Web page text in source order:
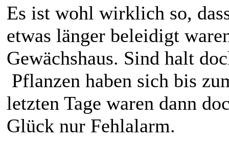
Es ist wohl wirklich so,
etwas länger beleidigt
Gewächshaus. Sind halt
Pflanzen haben sich bis
letzten Tage waren dann
Glück nur Fehlalarm.